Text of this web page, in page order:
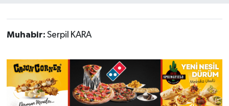
Muhabir: Serpil KARA
Kültür Sanat
Magazin
Manşet Altı